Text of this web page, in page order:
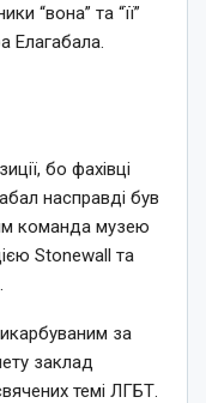
“вона” та “її”
Елагабала.
бо фахівці
насправді був
команда музею
Stonewall та
за
заклад
темі ЛГБТ.